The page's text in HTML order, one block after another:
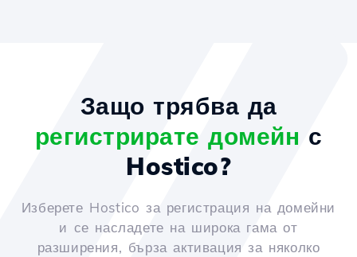
Защо трябва да
регистрирате домейн с
Hostico?
Изберете Hostico за регистрация на домейни
и се насладете на широка гама от
разширения, бърза активация за няколко